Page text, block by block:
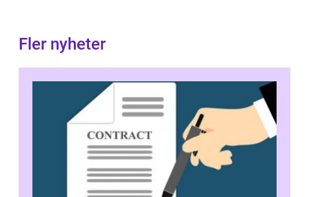
Fler nyheter